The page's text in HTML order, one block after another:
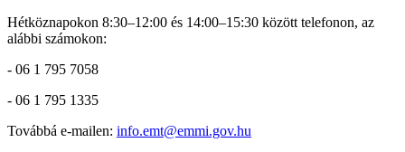
Hétköznapokon 8:30–12:00 és 14:00–15:30 között telefonon, az
alábbi számokon:
- 06 1 795 7058
- 06 1 795 1335
Továbbá e-mailen: info.emt@emmi.gov.hu